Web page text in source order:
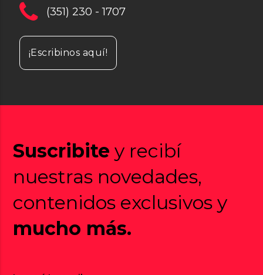
(351) 230 - 1707
¡Escribinos aquí!
Suscribite y recibí
nuestras novedades,
contenidos exclusivos y
mucho más.